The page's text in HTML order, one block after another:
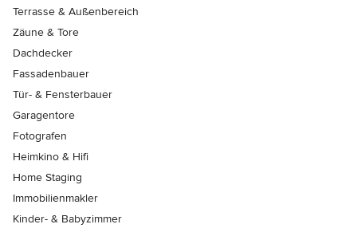
Terrasse & Außenbereich
Zäune & Tore
Dachdecker
Fassadenbauer
Tür- & Fensterbauer
Garagentore
Fotografen
Heimkino & Hifi
Home Staging
Immobilienmakler
Kinder- & Babyzimmer